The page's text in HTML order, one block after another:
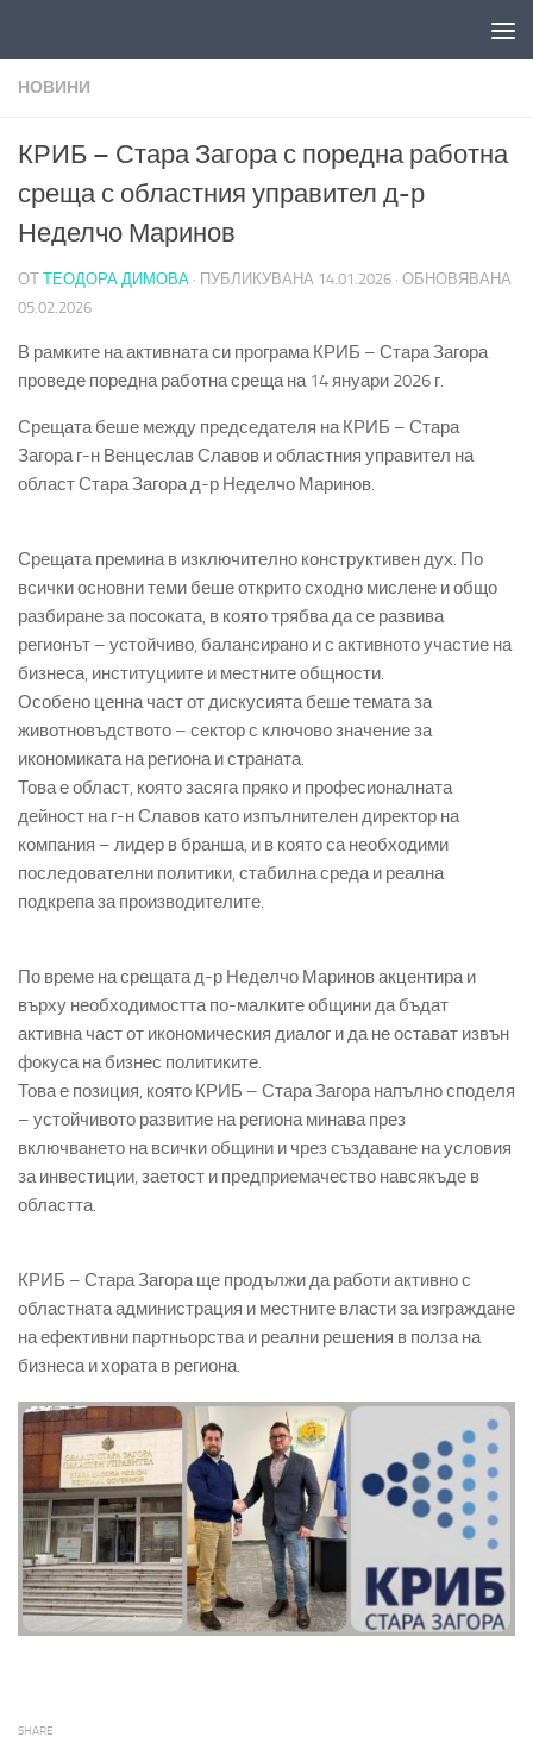
НОВИНИ
КРИБ – Стара Загора с поредна работна
среща с областния управител д-р
Неделчо Маринов
ОТ ТЕОДОРА ДИМОВА · ПУБЛИКУВАНА 14.01.2026 · ОБНОВЯВАНА
05.02.2026
В рамките на активната си програма КРИБ – Стара Загора
проведе поредна работна среща на 14 януари 2026 г.
Срещата беше между председателя на КРИБ – Стара
Загора г-н Венцеслав Славов и областния управител на
област Стара Загора д-р Неделчо Маринов.
Срещата премина в изключително конструктивен дух. По
всички основни теми беше открито сходно мислене и общо
разбиране за посоката, в която трябва да се развива
регионът – устойчиво, балансирано и с активното участие на
бизнеса, институциите и местните общности.
Особено ценна част от дискусията беше темата за
животновъдството – сектор с ключово значение за
икономиката на региона и страната.
Това е област, която засяга пряко и професионалната
дейност на г-н Славов като изпълнителен директор на
компания – лидер в бранша, и в която са необходими
последователни политики, стабилна среда и реална
подкрепа за производителите.
По време на срещата д-р Неделчо Маринов акцентира и
върху необходимостта по-малките общини да бъдат
активна част от икономическия диалог и да не остават извън
фокуса на бизнес политиките.
Това е позиция, която КРИБ – Стара Загора напълно споделя
– устойчивото развитие на региона минава през
включването на всички общини и чрез създаване на условия
за инвестиции, заетост и предприемачество навсякъде в
областта.
КРИБ – Стара Загора ще продължи да работи активно с
областната администрация и местните власти за изграждане
на ефективни партньорства и реални решения в полза на
бизнеса и хората в региона.
SHARE